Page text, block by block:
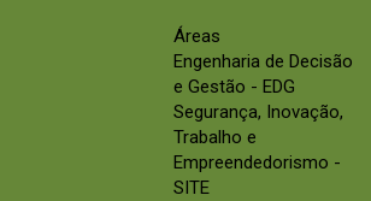
Áreas
Engenharia de Decisão
e Gestão - EDG
Segurança, Inovação,
Trabalho e
Empreendedorismo -
SITE